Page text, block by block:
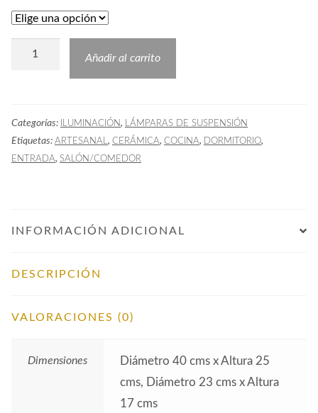
Lámpara
Añadir al carrito
Categorías: ILUMINACIÓN, LÁMPARAS DE SUSPENSIÓN
Etiquetas: ARTESANAL , CERÁMICA, COCINA, DORMITORIO,
ENTRADA, SALÓN/COMEDOR
INFORMACIÓN ADICIONAL
DESCRIPCIÓN
VALORACIONES (0)
Dimensiones
Diámetro 40 cms x Altura 25
cms, Diámetro 23 cms x Altura
17 cms